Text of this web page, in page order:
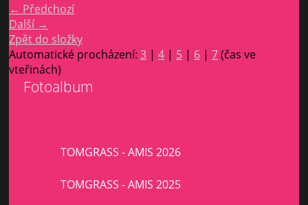
← Předchozí
Další →
Zpět do složky
Automatické procházení: 3 | 4 | 5 | 6 | 7(čas ve
vteřinách)
Fotoalbum
TOMGRASS - AMIS 2026
TOMGRASS - AMIS 2025